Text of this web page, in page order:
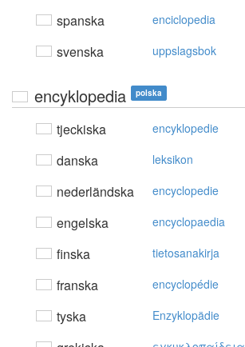
spanska enciclopedia
svenska uppslagsbok
encyklopedia polska
tjeckiska encyklopedie
danska leksikon
nederländska encyclopedie
engelska encyclopaedia
finska tietosanakirja
franska encyclopédie
tyska Enzyklopädie